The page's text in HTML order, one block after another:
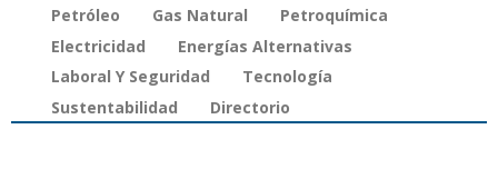
Petróleo Gas Natural
Petroquímica
Electricidad
Energías Alternativas
Laboral Y Seguridad
Tecnología
Sustentabilidad
Directorio